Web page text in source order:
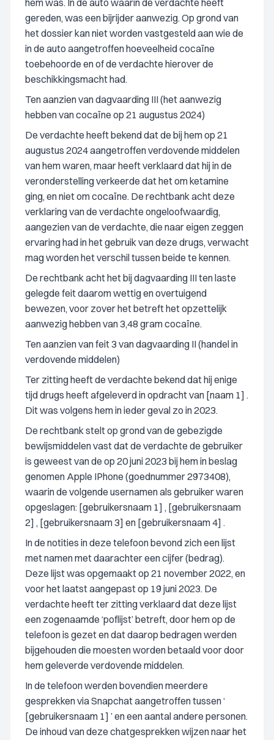
hem was. In de auto waarin de verdachte heeft
gereden, was een bijrijder aanwezig. Op grond van
het dossier kan niet worden vastgesteld aan wie de
in de auto aangetroffen hoeveelheid cocaïne
toebehoorde en of de verdachte hierover de
beschikkingsmacht had.
Ten aanzien van dagvaarding III (het aanwezig
hebben van cocaïne op 21 augustus 2024)
De verdachte heeft bekend dat de bij hem op 21
augustus 2024 aangetroffen verdovende middelen
van hem waren, maar heeft verklaard dat hij in de
veronderstelling verkeerde dat het om ketamine
ging, en niet om cocaïne. De rechtbank acht deze
verklaring van de verdachte ongeloofwaardig,
aangezien van de verdachte, die naar eigen zeggen
ervaring had in het gebruik van deze drugs, verwacht
mag worden het verschil tussen beide te kennen.
De rechtbank acht het bij dagvaarding III ten laste
gelegde feit daarom wettig en overtuigend
bewezen, voor zover het betreft het opzettelijk
aanwezig hebben van 3,48 gram cocaïne.
Ten aanzien van feit 3 van dagvaarding II (handel in
verdovende middelen)
Ter zitting heeft de verdachte bekend dat hij enige
tijd drugs heeft afgeleverd in opdracht van [naam 1] .
Dit was volgens hem in ieder geval zo in 2023.
De rechtbank stelt op grond van de gebezigde
bewijsmiddelen vast dat de verdachte de gebruiker
is geweest van de op 20 juni 2023 bij hem in beslag
genomen Apple IPhone (goednummer 2973408),
waarin de volgende usernamen als gebruiker waren
opgeslagen: [gebruikersnaam 1] , [gebruikersnaam
2] , [gebruikersnaam 3] en [gebruikersnaam 4] .
In de notities in deze telefoon bevond zich een lijst
met namen met daarachter een cijfer (bedrag).
Deze lijst was opgemaakt op 21 november 2022, en
voor het laatst aangepast op 19 juni 2023. De
verdachte heeft ter zitting verklaard dat deze lijst
een zogenaamde ‘poflijst’ betreft, door hem op de
telefoon is gezet en dat daarop bedragen werden
bijgehouden die moesten worden betaald voor door
hem geleverde verdovende middelen.
In de telefoon werden bovendien meerdere
gesprekken via Snapchat aangetroffen tussen ‘
[gebruikersnaam 1] ’ en een aantal andere personen.
De inhoud van deze chatgesprekken wijzen naar het